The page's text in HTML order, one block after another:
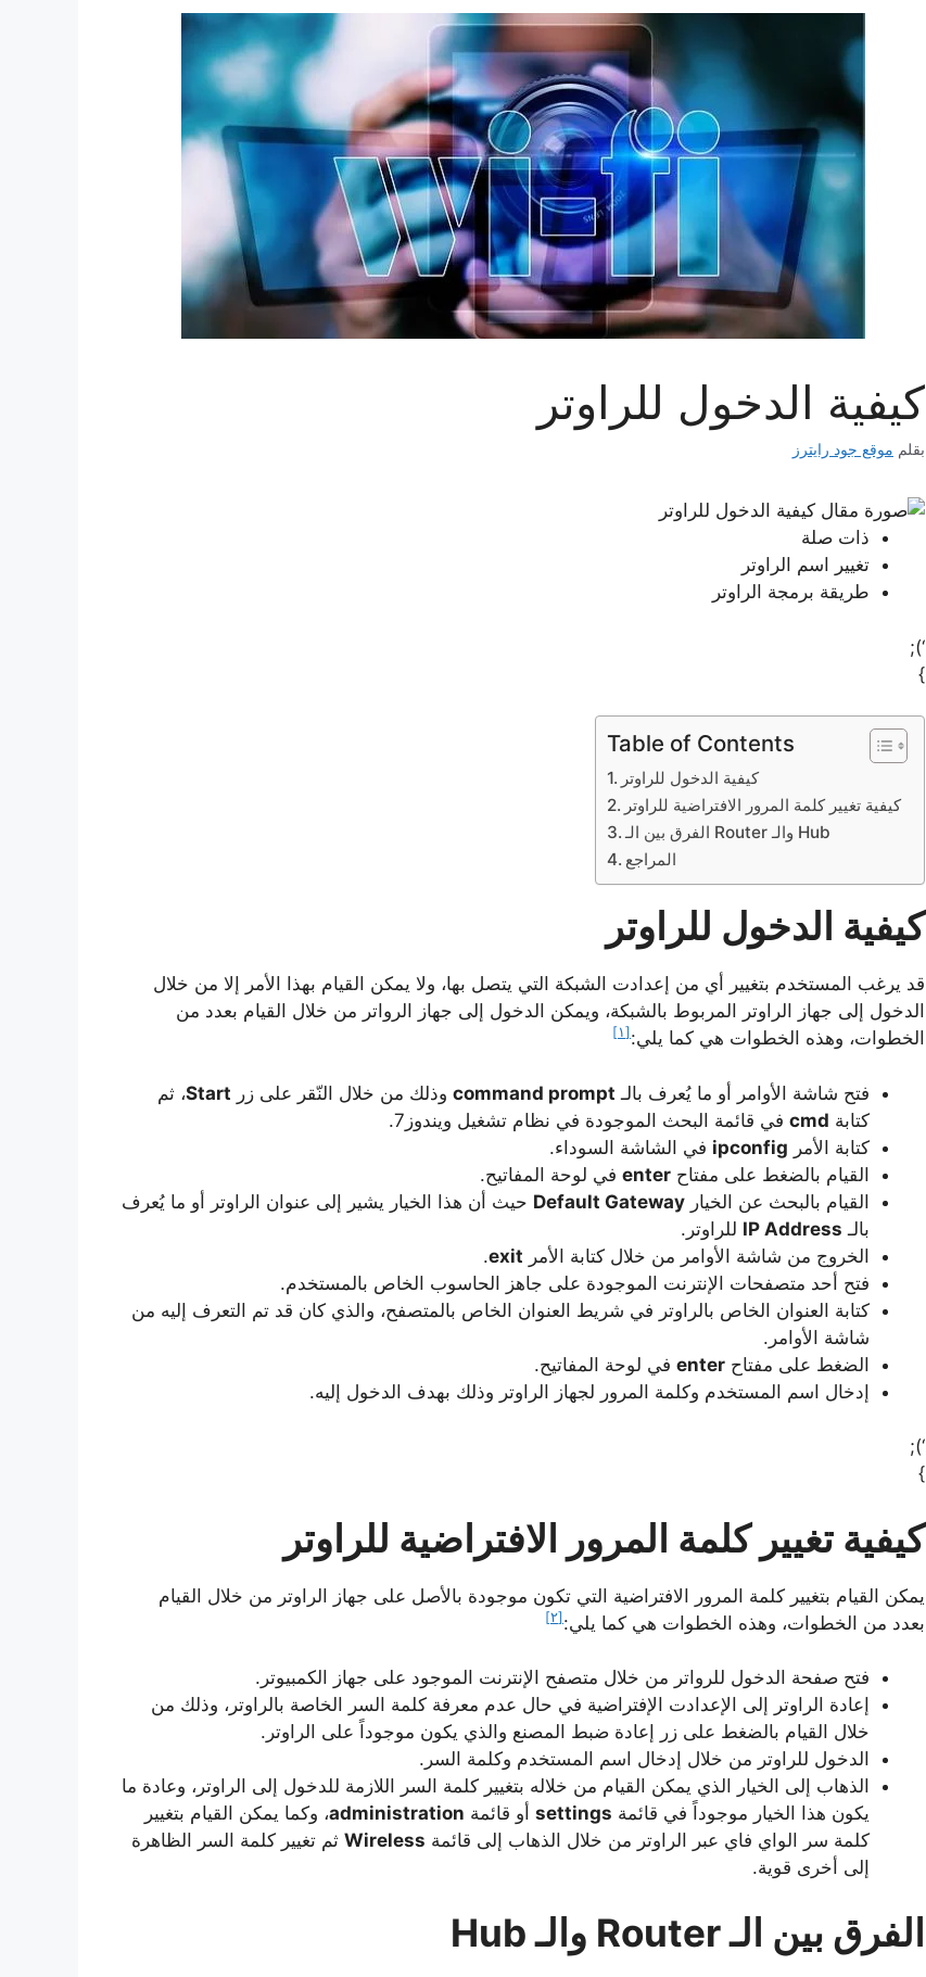
كيفية الدخول للراوتر
بقلم موقع جود رايترز
ذات صلة
تغيير اسم الراوتر
طريقة برمجة الراوتر
‘);
}
Table of Contents
كيفية الدخول للراوتر
كيفية تغيير كلمة المرور الافتراضية للراوتر
الفرق بين الـ Router والـ Hub
المراجع
كيفية الدخول للراوتر
قد يرغب المستخدم بتغيير أي من إعدادت الشبكة التي يتصل بها، ولا يمكن القيام بهذا الأمر إلا من خلال
الدخول إلى جهاز الراوتر المربوط بالشبكة، ويمكن الدخول إلى جهاز الرواتر من خلال القيام بعدد من
الخطوات، وهذه الخطوات هي كما يلي: [١]
فتح شاشة الأوامر أو ما يُعرف بالـ command prompt وذلك من خلال النّقر على زر Start، ثم
كتابة cmd في قائمة البحث الموجودة في نظام تشغيل ويندوز7.
كتابة الأمر ipconfig في الشاشة السوداء.
القيام بالضغط على مفتاح enter في لوحة المفاتيح.
القيام بالبحث عن الخيار Default Gateway حيث أن هذا الخيار يشير إلى عنوان الراوتر أو ما يُعرف
بالـ IP Address للراوتر.
الخروج من شاشة الأوامر من خلال كتابة الأمر exit
.
فتح أحد متصفحات الإنترنت الموجودة على جاهز الحاسوب الخاص بالمستخدم.
كتابة العنوان الخاص بالراوتر في شريط العنوان الخاص بالمتصفح، والذي كان قد تم التعرف إليه من
شاشة الأوامر.
الضغط على مفتاح enter في لوحة المفاتيح.
إدخال اسم المستخدم وكلمة المرور لجهاز الراوتر وذلك بهدف الدخول إليه.
‘);
}
كيفية تغيير كلمة المرور الافتراضية للراوتر
يمكن القيام بتغيير كلمة المرور الافتراضية التي تكون موجودة بالأصل على جهاز الراوتر من خلال القيام
بعدد من الخطوات، وهذه الخطوات هي كما يلي: [٢]
فتح صفحة الدخول للرواتر من خلال متصفح الإنترنت الموجود على جهاز الكمبيوتر.
إعادة الراوتر إلى الإعدادت الإفتراضية في حال عدم معرفة كلمة السر الخاصة بالراوتر، وذلك من
خلال القيام بالضغط على زر إعادة ضبط المصنع والذي يكون موجوداً على الراوتر.
الدخول للراوتر من خلال إدخال اسم المستخدم وكلمة السر.
الذهاب إلى الخيار الذي يمكن القيام من خلاله بتغيير كلمة السر اللازمة للدخول إلى الراوتر، وعادة ما
يكون هذا الخيار موجوداً في قائمة settings أو قائمة administration، وكما يمكن القيام بتغيير
كلمة سر الواي فاي عبر الراوتر من خلال الذهاب إلى قائمة Wireless ثم تغيير كلمة السر الظاهرة
إلى أخرى قوية.
الفرق بين الـ Router والـ Hub